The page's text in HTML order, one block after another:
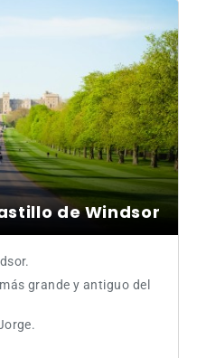
de Windsor
grande y antiguo del